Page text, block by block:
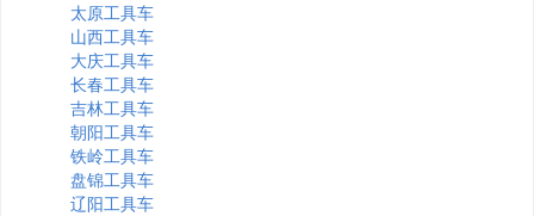
太原工具车
山西工具车
大庆工具车
长春工具车
吉林工具车
朝阳工具车
铁岭工具车
盘锦工具车
辽阳工具车